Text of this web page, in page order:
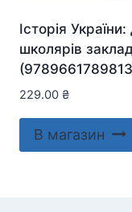
Історія
школярів
229.00 ₴
В магазин